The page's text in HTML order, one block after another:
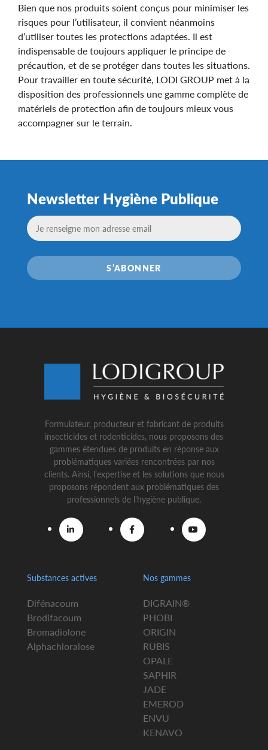
Bien que nos produits soient conçus pour minimiser les
risques pour l’utilisateur, il convient néanmoins
d’utiliser toutes les protections adaptées. Il est
indispensable de toujours appliquer le principe de
précaution, et de se protéger dans toutes les situations.
Pour travailler en toute sécurité, LODI GROUP met à la
disposition des professionnels une gamme complète de
matériels de protection afin de toujours mieux vous
accompagner sur le terrain.
Newsletter Hygiène Publique
S’ABONNER
Formulateur, producteur et fabricant de produits
insecticides et rodenticides, nous proposons des
gammes étendues de produits en réponse aux
problématiques variées rencontrées par nos
clients. Ainsi, l’expertise et les solutions que nous
proposons répondent aux problématiques des
professionnels de l'hygiène publique.
Substances actives
Difénacoum
Brodifacoum
Bromadiolone
Alphachloralose
Nos gammes
DIGRAIN®
PHOBI
ORIGIN
RUBIS
OPALE
SAPHIR
JADE
EMEROD
ENVU
KENAVO